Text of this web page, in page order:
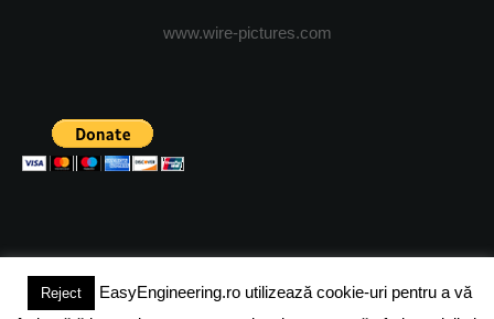
www.wire-pictures.com
(c) 2024 - FineEngineeringMagazine. All rights reserved.
Reject
EasyEngineering.ro utilizează cookie-uri pentru a vă